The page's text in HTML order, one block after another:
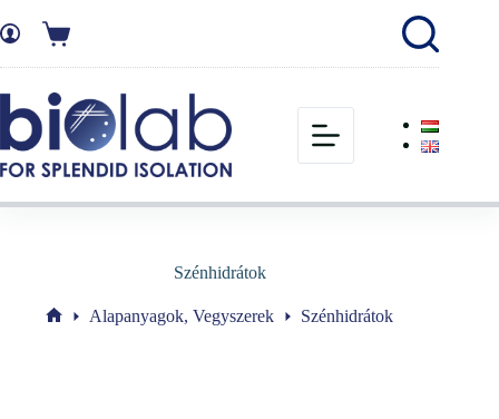
Szénhidrátok
Alapanyagok, Vegyszerek Szénhidrátok